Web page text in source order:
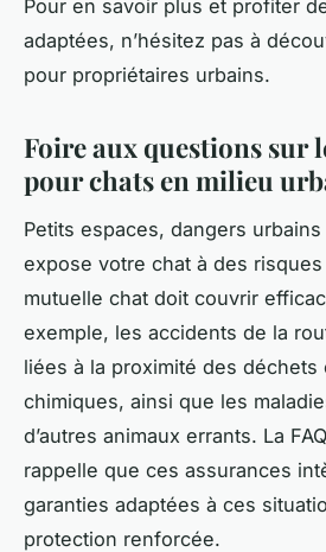
Pour en savoir plus et profiter
adaptées, n’hésitez pas à
pour propriétaires urbains.
Foire aux questions sur
pour chats en milieu
Petits espaces, dangers
expose votre chat à des
mutuelle chat doit couvrir
exemple, les accidents de la
liées à la proximité des déchets
chimiques, ainsi que les
d’autres animaux errants. La
rappelle que ces assurances
garanties adaptées à ces
protection renforcée.